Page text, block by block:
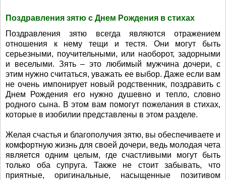
Поздравления зятю с Днем Рождения в стихах
Поздравления зятю всегда являются отражением
отношения к нему тещи и тестя. Они могут быть
серьезными, поучительными, или наоборот, задорными
и веселыми. Зять – это любимый мужчина дочери, с
этим нужно считаться, уважать ее выбор. Даже если вам
не очень импонирует новый родственник, поздравить с
Днем Рождения его нужно душевно и тепло, словно
родного сына. В этом вам помогут пожелания в стихах,
которые в изобилии представлены в этом разделе.
Желая счастья и благополучия зятю, вы обеспечиваете и
комфортную жизнь для своей дочери, ведь молодая чета
является одним целым, где счастливыми могут быть
только оба супруга. Также не стоит забывать, что
приятные, оригинальные, насыщенные позитивом